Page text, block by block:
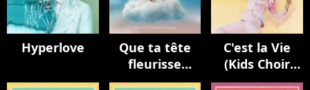
Hyperlove
Que ta tête
fleurisse
toujours
C'est la Vie
(Kids Choir
Version / avec